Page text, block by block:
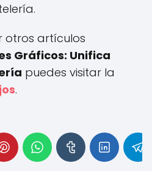
otros artículos
Gráficos: Unifica
puedes visitar la
.